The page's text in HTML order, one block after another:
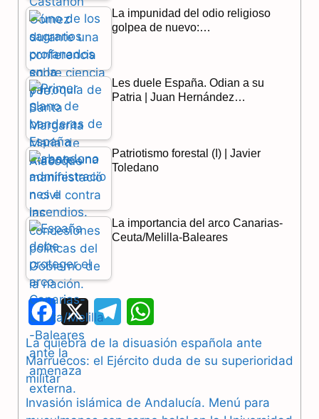
La impunidad del odio religioso
golpea de nuevo:…
Les duele España. Odian a su
Patria | Juan Hernández…
Patriotismo forestal (I) | Javier
Toledano
La importancia del arco Canarias-
Ceuta/Melilla-Baleares
F
a
c
e
X
e
l
h
a
La quiebra de la disuasión española ante
Marruecos: el Ejército duda de su superioridad
militar
Invasión islámica de Andalucía. Menú para